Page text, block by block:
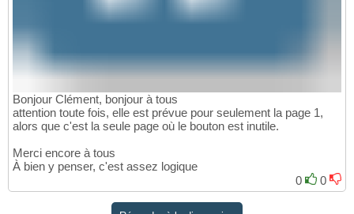
Bonjour Clément, bonjour à tous
attention toute fois, elle est prévue pour seulement la page 1,
alors que c'est la seule page où le bouton est inutile.
Merci encore à tous
À bien y penser, c'est assez logique
0
0